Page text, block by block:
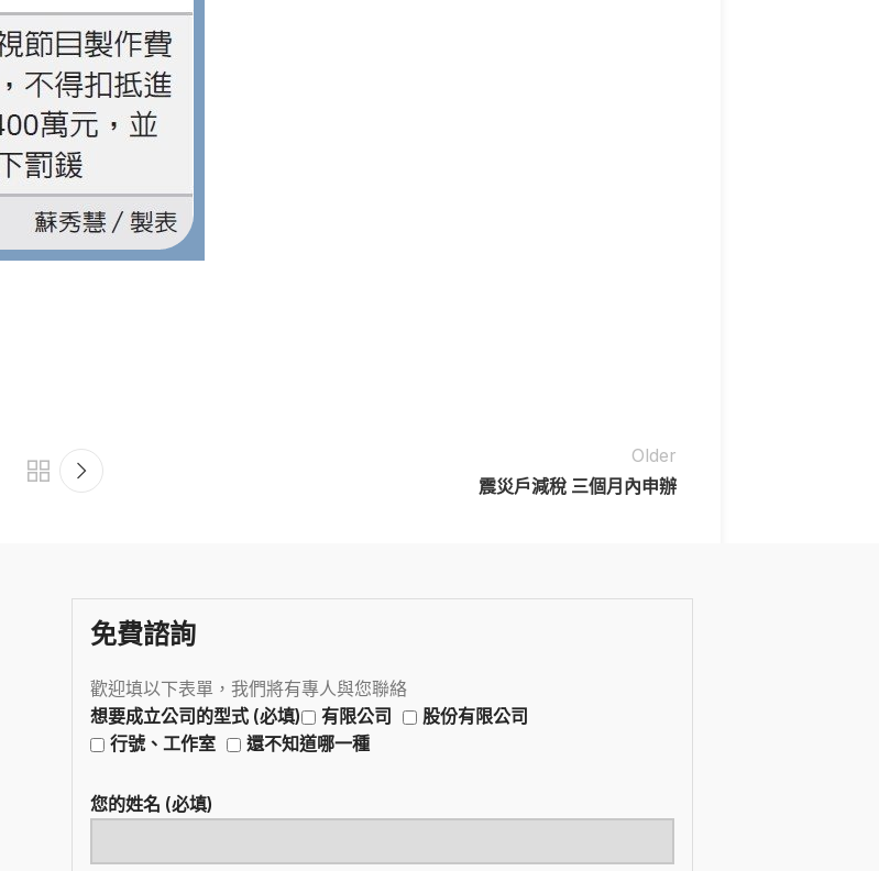
Older
震災戶減稅 三個月內申辦
免費諮詢
歡迎填以下表單，我們將有專人與您聯絡
想要成立公司的型式 (必填)
有限公司
股份有限公司
行號、工作室
還不知道哪一種
您的姓名 (必填)